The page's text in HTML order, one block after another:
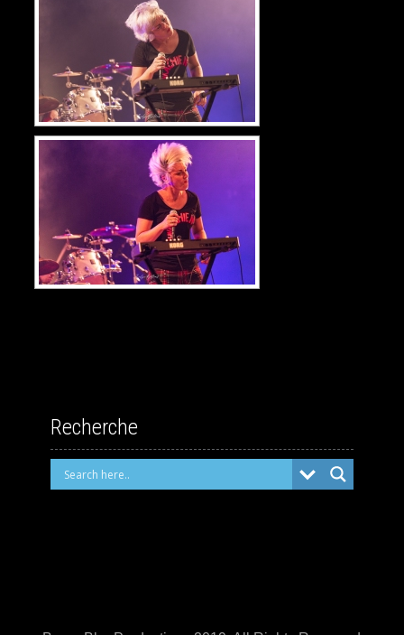
Recherche